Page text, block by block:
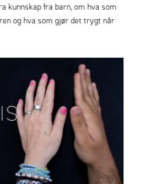
kunnskap fra barn, om hva som
og hva som gjør det trygt når